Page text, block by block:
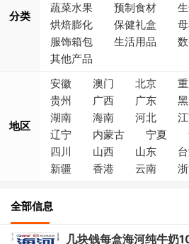
分类
蔬菜水果
预制食材
烘焙膨化
保健礼盒
服饰箱包
生活用品
其他产品
地区
安徽 澳门 北京
贵州
广西 广东
湖南
海南 河北
辽宁
内蒙古 宁夏
四川
山西 山东
新疆
香港 云南
全部信息
几块钱每盒海河纯牛奶